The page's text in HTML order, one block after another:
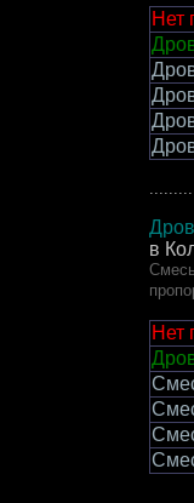
Нет
в
Нет